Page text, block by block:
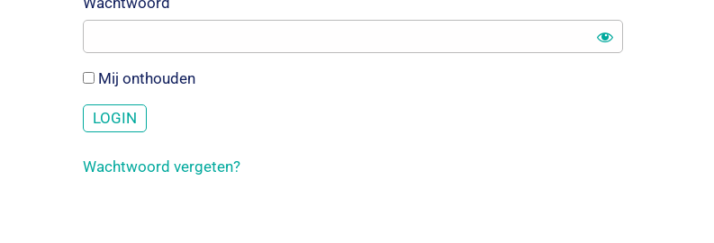
Mij onthouden
Wachtwoord vergeten?